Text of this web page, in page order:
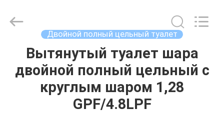
ДОМ
ПРОДУКТЫ
Двойной полный цельный туалет
Вытянутый туалет шара
двойной полный цельный с
круглым шаром 1,28
GPF/4.8LPF